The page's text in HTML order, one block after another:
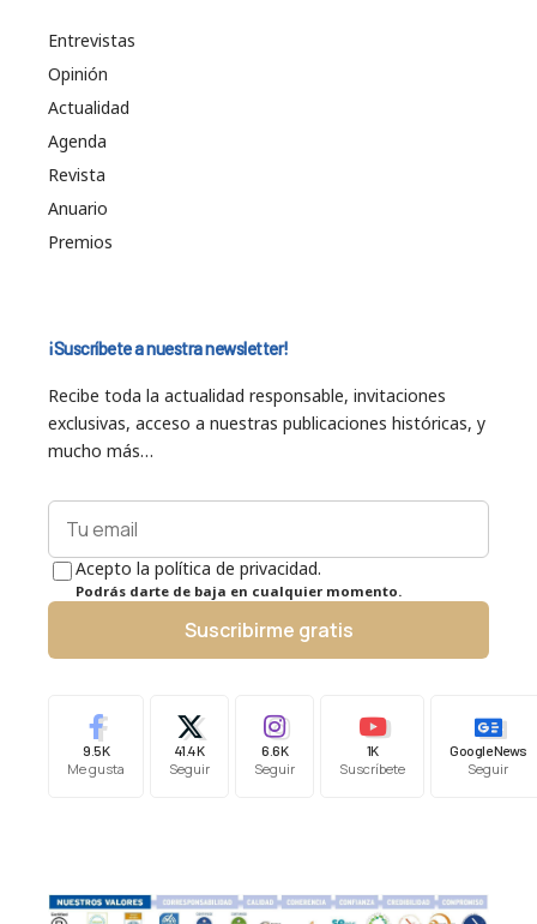
Entrevistas
Opinión
Actualidad
Agenda
Revista
Anuario
Premios
¡Suscríbete a nuestra newsletter!
Recibe toda la actualidad responsable, invitaciones
exclusivas, acceso a nuestras publicaciones históricas, y
mucho más…
Acepto la política de privacidad.
Podrás darte de baja en cualquier momento.
Suscribirme gratis
9.5K
Me gusta
41.4K
Seguir
6.6K
Seguir
1K
Suscríbete
Google News
Seguir